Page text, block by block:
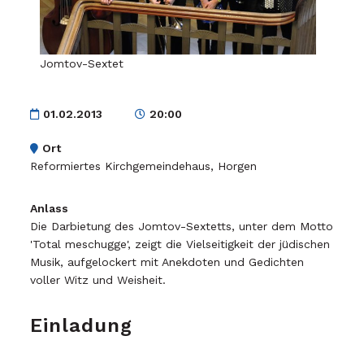
Jomtov-Sextet
01.02.2013 20:00
Ort
Reformiertes Kirchgemeindehaus, Horgen
Anlass
Die Darbietung des Jomtov-Sextetts, unter dem Motto
'Total meschugge', zeigt die Vielseitigkeit der jüdischen
Musik, aufgelockert mit Anekdoten und Gedichten
voller Witz und Weisheit.
Einladung